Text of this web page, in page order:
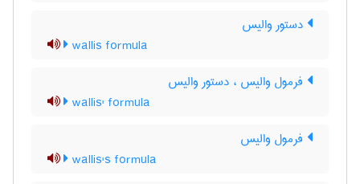
دستور والیس
wallis formula
فرمول والیس ، دستور والیس
wallis' formula
فرمول والیس
wallis's formula